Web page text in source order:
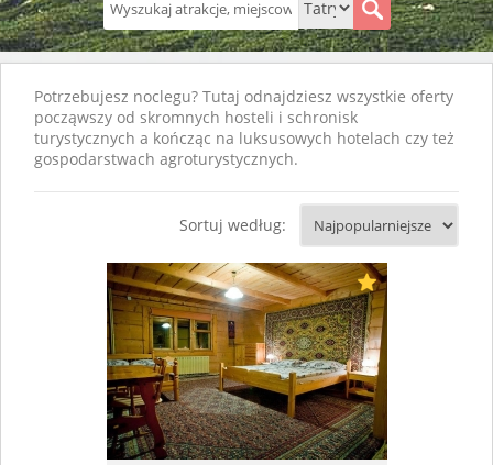
Potrzebujesz noclegu? Tutaj odnajdziesz wszystkie oferty
począwszy od skromnych hosteli i schronisk
turystycznych a kończąc na luksusowych hotelach czy też
gospodarstwach agroturystycznych.
Sortuj według: